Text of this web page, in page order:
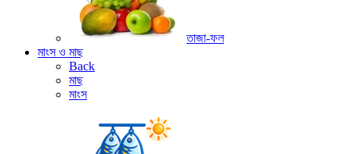
তাজা-ফল
মাংস ও মাছ
Back
মাছ
মাংস